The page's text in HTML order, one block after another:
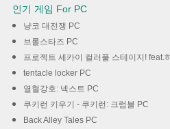
인기 게임 For PC
냥코 대전쟁 PC
브롤스타즈 PC
프로젝트 세카이 컬러풀 스테이지! feat.
tentacle locker PC
열혈강호: 넥스트 PC
쿠키런 키우기 - 쿠키런: 크럼블 PC
Back Alley Tales PC